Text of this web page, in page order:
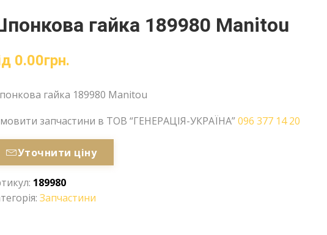
гайка 189980 Manitou
0.00грн.
гайка 189980 Manitou
запчастини в ТОВ “ГЕНЕРАЦІЯ-УКРАЇНА”096 377 14 20
Уточнити ціну
189980
Запчастини